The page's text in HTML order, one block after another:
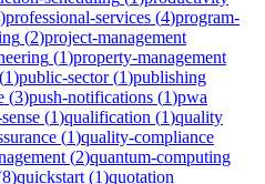
)professional-services (4)program-
(2)project-management
(1)property-management
(1)public-sector(1)publishing
(3)push-notifications (1)pwa
(1)qualification (1)quality
(1)quality-compliance
(2)quantum-computing
8)quickstart (1)quotation